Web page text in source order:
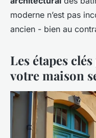
moderne n’est pas
ancien - bien au
Les étapes
votre maison